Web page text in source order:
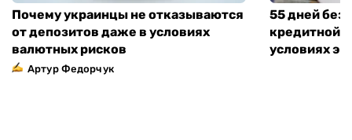
Почему украинцы не отказываются
от депозитов даже в условиях
валютных рисков
Артур Федорчук
55 дней без
кредитной
условиях